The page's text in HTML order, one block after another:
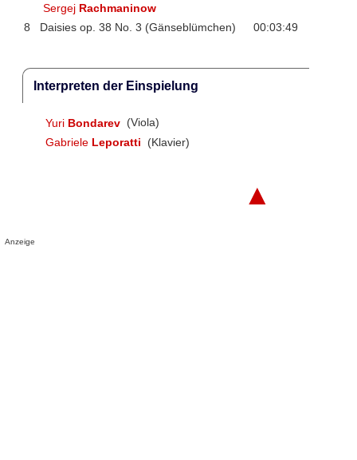
Sergej Rachmaninow
8
Daisies op. 38 No. 3 (Gänseblümchen) 00:03:49
Interpreten der Einspielung
Yuri Bondarev (Viola)
Gabriele Leporatti (Klavier)
▲
Anzeige